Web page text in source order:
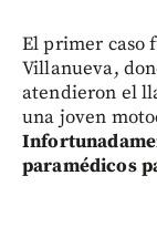
El primer caso
Villanueva,
atendieron el
una joven
paramédicos